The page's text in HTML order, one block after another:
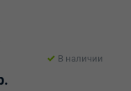
В наличии